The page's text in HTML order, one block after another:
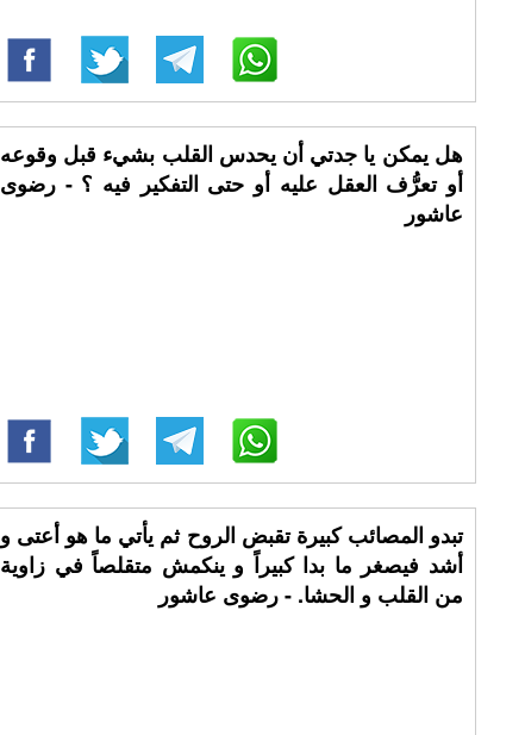
هل يمكن يا جدتي أن يحدس القلب بشيء قبل وقوعه
أو تعرُّف العقل عليه أو حتى التفكير فيه ؟ - رضوى
عاشور
تبدو المصائب كبيرة تقبض الروح ثم يأتي ما هو أعتى و
أشد فيصغر ما بدا كبيراً و ينكمش متقلصاً في زاوية
من القلب و الحشا. - رضوى عاشور